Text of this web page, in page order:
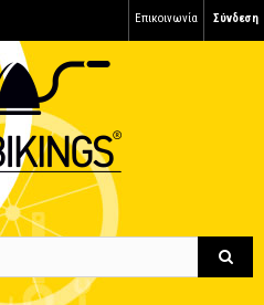
Σύνδεση
Επικοινωνία